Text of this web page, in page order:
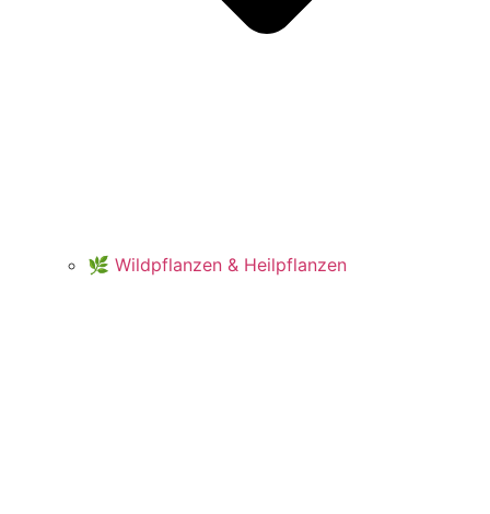
🌿 Wildpflanzen & Heilpflanzen